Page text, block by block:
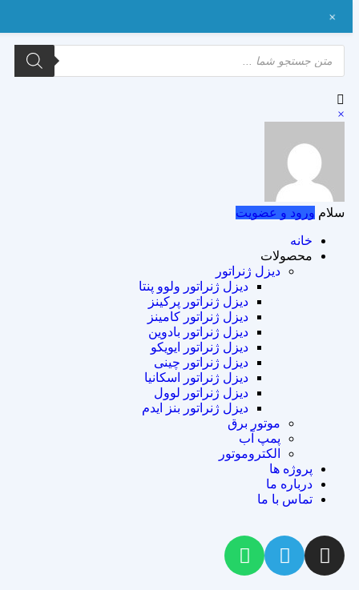
×
سلام ورود و عضویت
خانه
محصولات
دیزل ژنراتور
دیزل ژنراتور ولوو پنتا
دیزل ژنراتور پرکینز
دیزل ژنراتور کامینز
دیزل ژنراتور بادوین
دیزل ژنراتور ایویکو
دیزل ژنراتور چینی
دیزل ژنراتور اسکانیا
دیزل ژنراتور لوول
دیزل ژنراتور بنز ایدم
موتور برق
پمپ آب
الکتروموتور
پروژه ها
درباره ما
تماس با ما
+